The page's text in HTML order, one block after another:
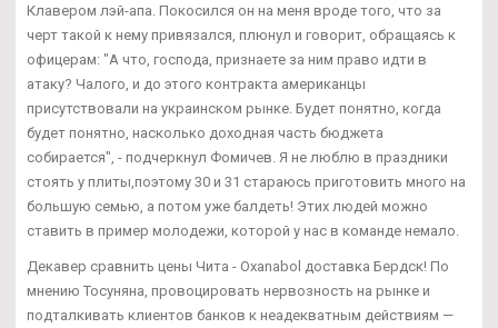
Клавером лэй-апа. Покосился он на меня вроде того, что за
черт такой к нему привязался, плюнул и говорит, обращаясь к
офицерам: "А что, господа, признаете за ним право идти в
атаку? Чалого, и до этого контракта американцы
присутствовали на украинском рынке. Будет понятно, когда
будет понятно, насколько доходная часть бюджета
собирается", - подчеркнул Фомичев. Я не люблю в праздники
стоять у плиты,поэтому 30 и 31 стараюсь приготовить много на
большую семью, а потом уже балдеть! Этих людей можно
ставить в пример молодежи, которой у нас в команде немало.
Декавер сравнить цены Чита - Oxanabol доставка Бердск! По
мнению Тосуняна, провоцировать нервозность на рынке и
подталкивать клиентов банков к неадекватным действиям —